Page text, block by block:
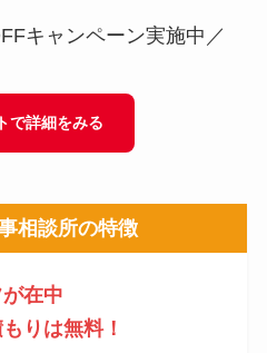
キャンペーン実施中／
で詳細をみる
相談所の特徴
在中
りは無料！